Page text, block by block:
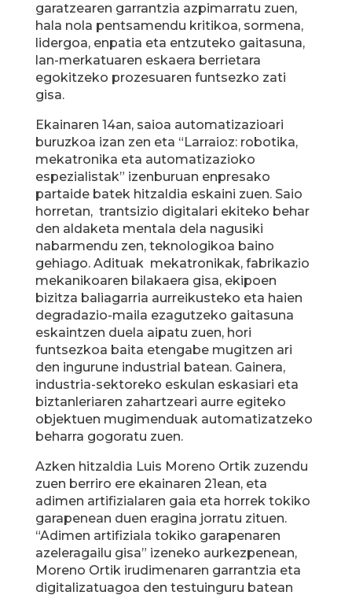
garatzearen garrantzia azpimarratu zuen,
hala nola pentsamendu kritikoa, sormena,
lidergoa, enpatia eta entzuteko gaitasuna,
lan-merkatuaren eskaera berrietara
egokitzeko prozesuaren funtsezko zati
gisa.
Ekainaren 14an, saioa automatizazioari
buruzkoa izan zen eta “Larraioz: robotika,
mekatronika eta automatizazioko
espezialistak” izenburuan enpresako
partaide batek hitzaldia eskaini zuen. Saio
horretan, trantsizio digitalari ekiteko behar
den aldaketa mentala dela nagusiki
nabarmendu zen, teknologikoa baino
gehiago. Adituak mekatronikak, fabrikazio
mekanikoaren bilakaera gisa, ekipoen
bizitza baliagarria aurreikusteko eta haien
degradazio-maila ezagutzeko gaitasuna
eskaintzen duela aipatu zuen, hori
funtsezkoa baita etengabe mugitzen ari
den ingurune industrial batean. Gainera,
industria-sektoreko eskulan eskasiari eta
biztanleriaren zahartzeari aurre egiteko
objektuen mugimenduak automatizatzeko
beharra gogoratu zuen.
Azken hitzaldia Luis Moreno Ortik zuzendu
zuen berriro ere ekainaren 21ean, eta
adimen artifizialaren gaia eta horrek tokiko
garapenean duen eragina jorratu zituen.
“Adimen artifiziala tokiko garapenaren
azeleragailu gisa” izeneko aurkezpenean,
Moreno Ortik irudimenaren garrantzia eta
digitalizatuagoa den testuinguru batean